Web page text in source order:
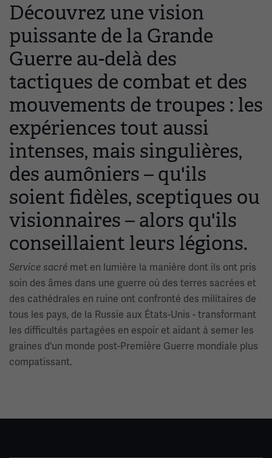
Découvrez une vision
puissante de la Grande
Guerre au-delà des
tactiques de combat et des
mouvements de troupes : les
expériences tout aussi
intenses, mais singulières,
des aumôniers – qu'ils
soient fidèles, sceptiques ou
visionnaires – alors qu'ils
conseillaient leurs légions.
Service sacré met en lumière la manière dont ils ont pris
soin des âmes dans une guerre où des terres sacrées et
des cathédrales en ruine ont confronté des militaires de
tous les pays, de la Russie aux États-Unis - transformant
les difficultés partagées en espoir et aidant à semer les
graines d'un monde post-Première Guerre mondiale plus
compatissant.